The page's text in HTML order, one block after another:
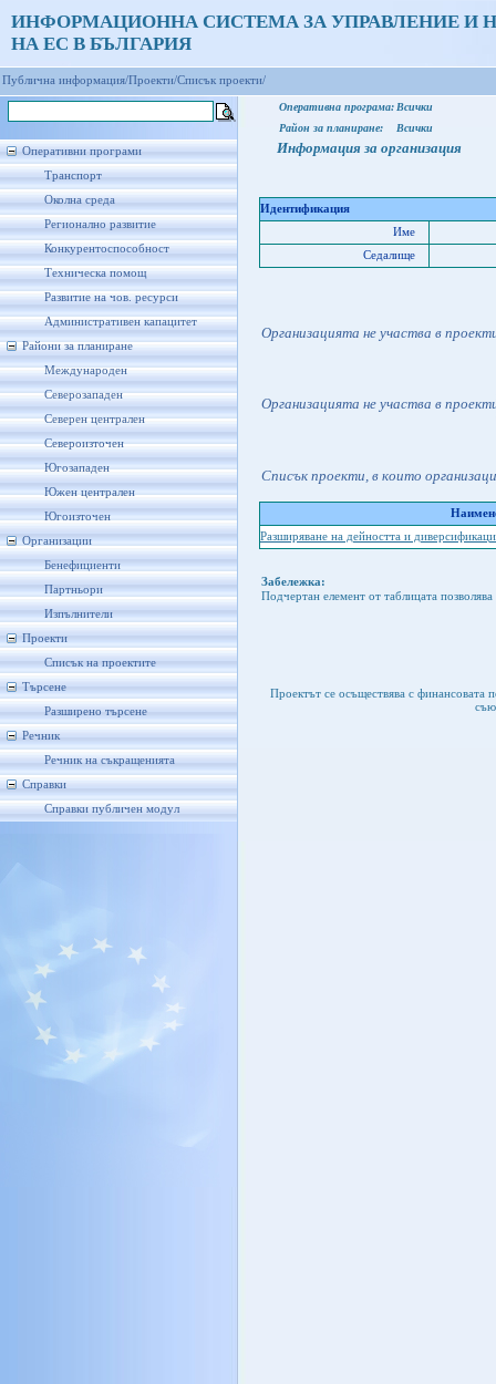
ИНФОРМАЦИОННА СИСТЕМА ЗА УПРАВЛЕНИЕ И
НА ЕС В БЪЛГАРИЯ
Публична информация/Проекти/Списък проекти/
Оперативни програми
Транспорт
Околна среда
Регионално развитие
Конкурентоспособност
Техническа помощ
Развитие на чов. ресурси
Административен капацитет
Райони за планиране
Международен
Северозападен
Северен централен
Североизточен
Югозападен
Южен централен
Югоизточен
Организации
Бенефициенти
Партньори
Изпълнители
Проекти
Списък на проектите
Търсене
Разширено търсене
Речник
Речник на съкращенията
Справки
Справки публичен модул
Оперативна програма: Всички
Район за планиране:
Всички
Информация за организация
Идентификация
Име
Седалище
Организацията не участва в
Организацията не участва в
Списък проекти, в които
Разширяване на дейността и
Забележка:
Подчертан елемент от таблицата
Проектът се осъществява с финансовата